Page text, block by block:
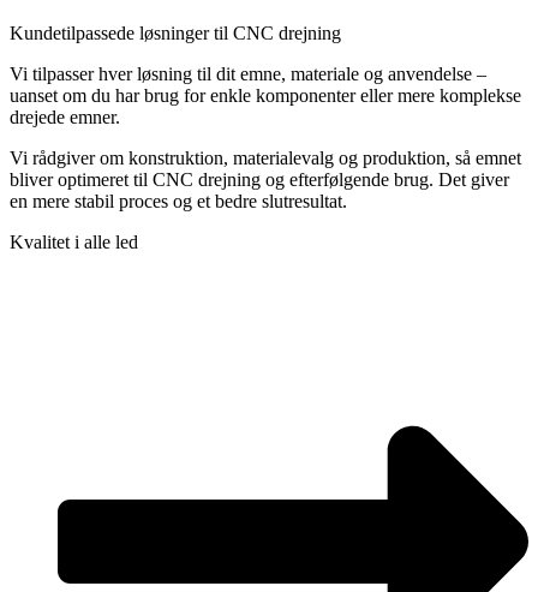
Kundetilpassede løsninger til CNC drejning
Vi tilpasser hver løsning til dit emne, materiale og anvendelse –
uanset om du har brug for enkle komponenter eller mere komplekse
drejede emner.
Vi rådgiver om konstruktion, materialevalg og produktion, så emnet
bliver optimeret til CNC drejning og efterfølgende brug. Det giver
en mere stabil proces og et bedre slutresultat.
Kvalitet i alle led